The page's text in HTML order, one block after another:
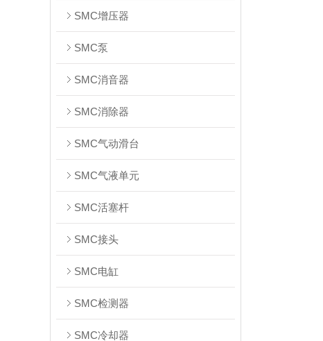
SMC增压器
SMC泵
SMC消音器
SMC消除器
SMC气动滑台
SMC气液单元
SMC活塞杆
SMC接头
SMC电缸
SMC检测器
SMC冷却器